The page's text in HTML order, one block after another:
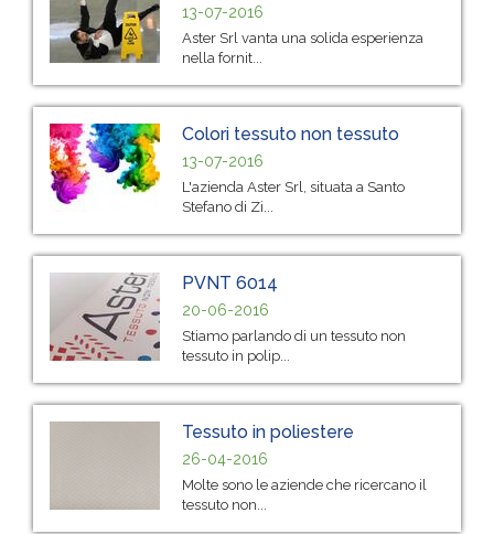
13-07-2016
Aster Srl vanta una solida esperienza
nella fornit...
Colori tessuto non tessuto
13-07-2016
L'azienda Aster Srl, situata a Santo
Stefano di Zi...
PVNT 6014
20-06-2016
Stiamo parlando di un tessuto non
tessuto in polip...
Tessuto in poliestere
26-04-2016
Molte sono le aziende che ricercano il
tessuto non...